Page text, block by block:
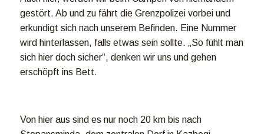
gestört. Ab und zu fährt die Grenzpolizei vorbei und
erkundigt sich nach unserem Befinden. Eine Nummer
wird hinterlassen, falls etwas sein sollte. „So fühlt man
sich hier doch sicher“, denken wir uns und gehen
erschöpft ins Bett.
Von hier aus sind es nur noch 20 km bis nach